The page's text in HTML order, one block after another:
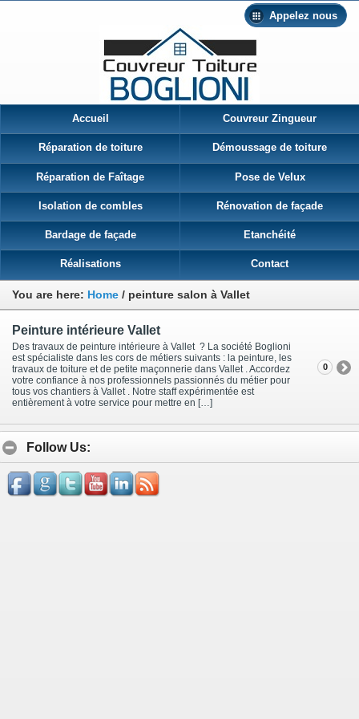
Appelez nous
Accueil Couvreur Zingueur
Réparation de toiture Démoussage de toiture
Réparation de Faîtage Pose de Velux
Isolation de combles Rénovation de façade
Bardage de façade Etanchéité
Réalisations Contact
You are here: Home / peinture salon à Vallet
Peinture intérieure Vallet
Des travaux de peinture intérieure à Vallet ? La société Boglioni
est spécialiste dans les cors de métiers suivants : la peinture, les
travaux de toiture et de petite maçonnerie dans Vallet . Accordez
votre confiance à nos professionnels passionnés du métier pour
tous vos chantiers à Vallet . Notre staff expérimentée est
entièrement à votre service pour mettre en […]
0
Follow Us: